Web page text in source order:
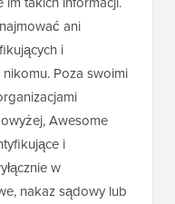
ani
i
Poza swoimi
Awesome
i
w
nakaz sądowy lub